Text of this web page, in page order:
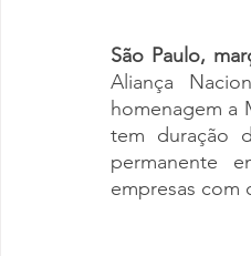
São Paulo,
Aliança
homenagem a
tem duração
permanente
empresas com